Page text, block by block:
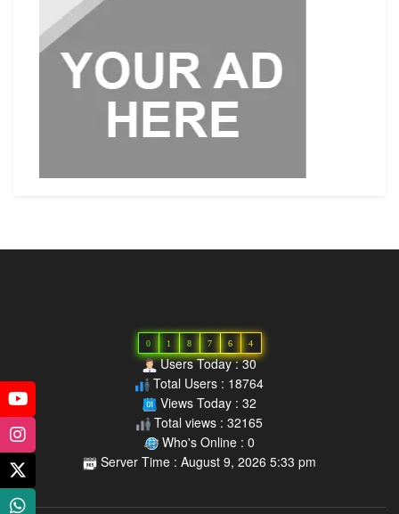
0 1 8 7 6 4
Users Today : 30
Total Users : 18764
Views Today : 32
Total views : 32165
Who's Online : 0
Server Time : August 9, 2026 5:33 pm